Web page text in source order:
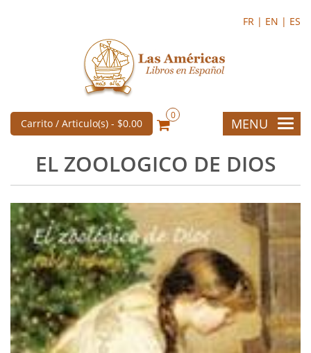
FR | EN | ES
Carrito / Articulo(s) - $0.00
0
MENU
EL ZOOLOGICO DE DIOS